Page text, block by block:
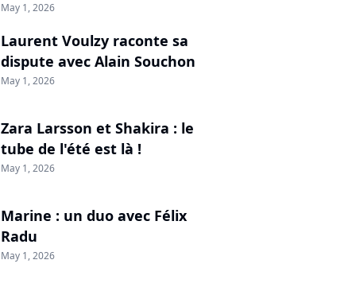
May 1, 2026
Laurent Voulzy raconte sa
dispute avec Alain Souchon
May 1, 2026
Zara Larsson et Shakira : le
tube de l'été est là !
May 1, 2026
Marine : un duo avec Félix
Radu
May 1, 2026